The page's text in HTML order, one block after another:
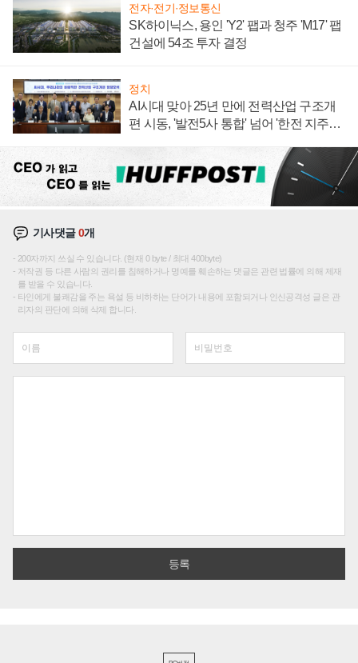
전자·전기·정보통신
SK하이닉스, 용인 'Y2' 팹과 청주 'M17' 팹
건설에 54조 투자 결정
정치
AI시대 맞아 25년 만에 전력산업 구조개
편 시동, '발전5사 통합' 넘어 '한전 지주사'
기사댓글0개
200자까지 쓰실 수 있습니다. (현재 0 byte / 최대 400byte)
저작권 등 다른 사람의 권리를 침해하거나 명예를 훼손하는 댓글은 관련 법률에 의해 제재
를 받을 수 있습니다.
타인에게 불쾌감을 주는 욕설 등 비하하는 단어가 내용에 포함되거나 인신공격성 글은 관
리자의 판단에 의해 삭제 합니다.